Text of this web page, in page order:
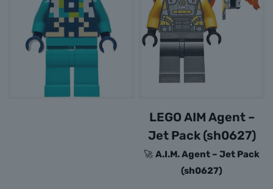
LEGO AIM Agent –
Jet Pack (sh0627)
🚀A.I.M. Agent – Jet Pack
(sh0627)